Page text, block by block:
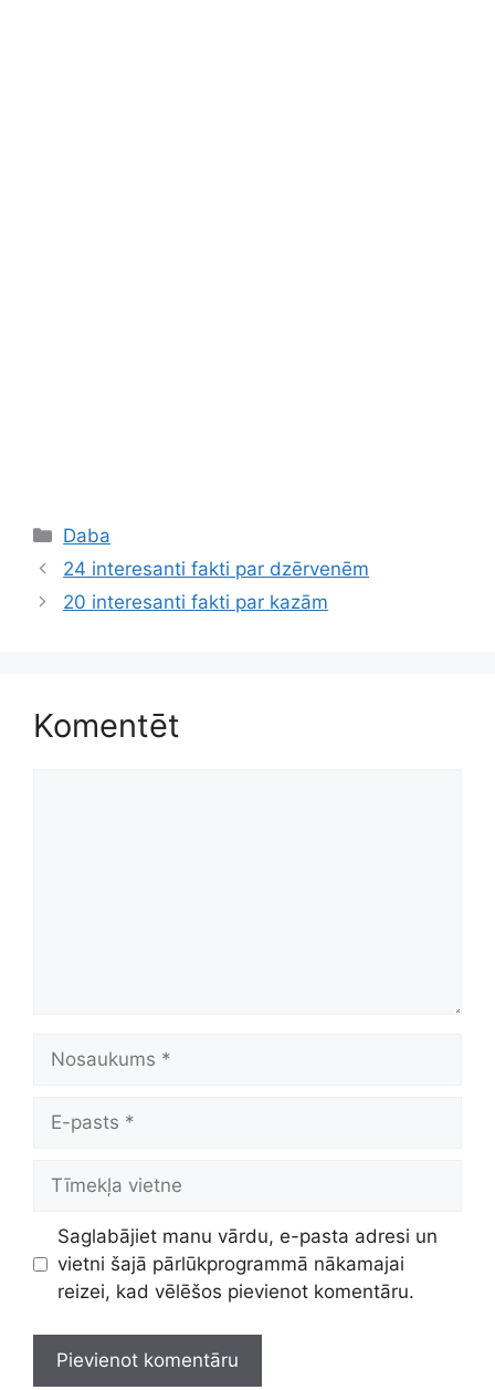
Kategorijas
Daba
24 interesanti fakti par dzērvenēm
20 interesanti fakti par kazām
Komentēt
Nosaukums
pasts
Tīmekļa
Saglabājiet manu vārdu, e-pasta adresi un
vietni šajā pārlūkprogrammā nākamajai
reizei, kad vēlēšos pievienot komentāru.